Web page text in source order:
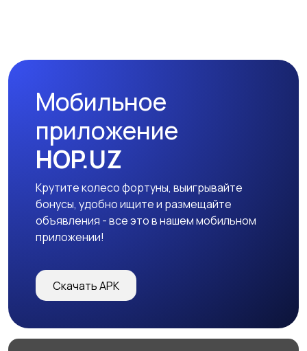
Мобильное
приложение
HOP.UZ
Крутите колесо фортуны, выигрывайте
бонусы, удобно ищите и размещайте
объявления - все это в нашем мобильном
приложении!
Скачать APK